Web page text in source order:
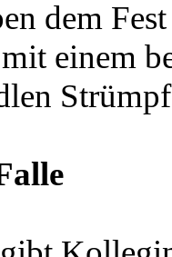
dem
einem